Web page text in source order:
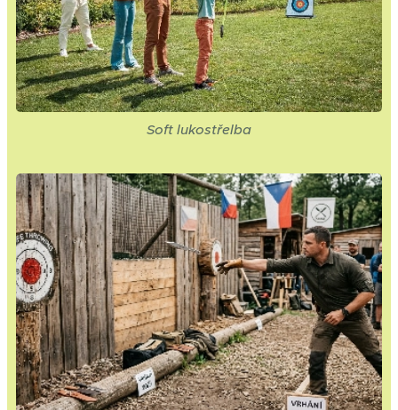
Soft lukostřelba